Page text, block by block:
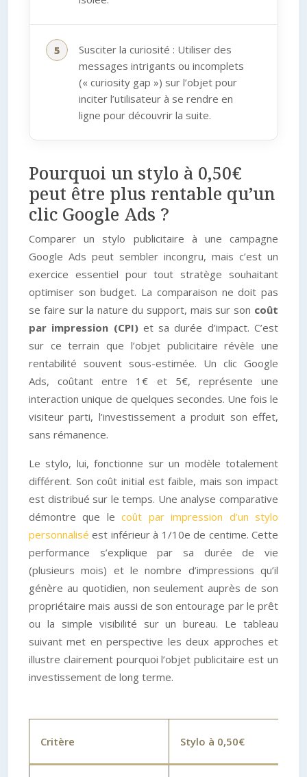
Susciter la curiosité : Utiliser des
messages intrigants ou incomplets
(« curiosity gap ») sur l’objet pour
inciter l’utilisateur à se rendre en
ligne pour découvrir la suite.
Pourquoi un stylo à 0,50€
peut être plus rentable qu’un
clic Google Ads ?
Comparer un stylo publicitaire à une campagne
Google Ads peut sembler incongru, mais c’est un
exercice essentiel pour tout stratège souhaitant
optimiser son budget. La comparaison ne doit pas
se faire sur la nature du support, mais sur son coût
par impression (CPI)et sa durée d’impact. C’est
sur ce terrain que l’objet publicitaire révèle une
rentabilité souvent sous-estimée. Un clic Google
Ads, coûtant entre 1€ et 5€, représente une
interaction unique de quelques secondes. Une fois le
visiteur parti, l’investissement a produit son effet,
sans rémanence.
Le stylo, lui, fonctionne sur un modèle totalement
différent. Son coût initial est faible, mais son impact
est distribué sur le temps. Une analyse comparative
démontre que lecoût par impression d’un stylo
personnalisé est inférieur à 1/10e de centime. Cette
performance s’explique par sa durée de vie
(plusieurs mois) et le nombre d’impressions qu’il
génère au quotidien, non seulement auprès de son
propriétaire mais aussi de son entourage par le prêt
ou la simple visibilité sur un bureau. Le tableau
suivant met en perspective les deux approches et
illustre clairement pourquoi l’objet publicitaire est un
investissement de long terme.
Critère Stylo à 0,50€